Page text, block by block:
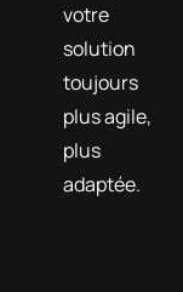
votre
solution
toujours
plus agile,
plus
adaptée.